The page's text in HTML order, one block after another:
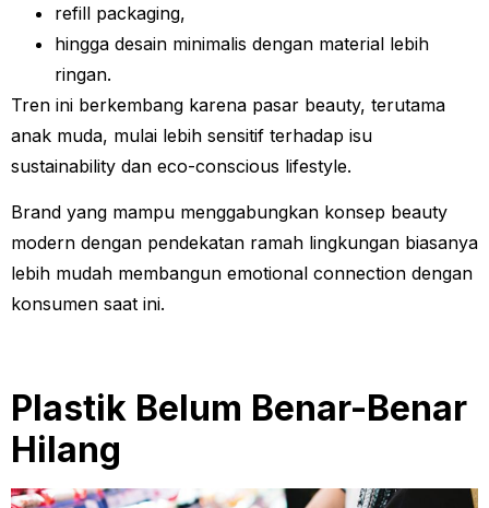
refill packaging,
hingga desain minimalis dengan material lebih
ringan.
Tren ini berkembang karena pasar beauty, terutama
anak muda, mulai lebih sensitif terhadap isu
sustainability dan eco-conscious lifestyle.
Brand yang mampu menggabungkan konsep beauty
modern dengan pendekatan ramah lingkungan biasanya
lebih mudah membangun emotional connection dengan
konsumen saat ini.
Plastik Belum Benar-Benar
Hilang